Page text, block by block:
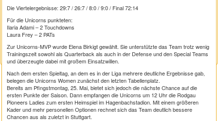
Die Viertelergebnisse: 29:7 / 26:7 / 8:0 / 9:0 / Final 72:14
Für die Unicorns punkteten:
Ilaria Adami – 2 Touchdowns
Laura Frey – 2 PATs
Zur Unicorns-MVP wurde Elena Birkigt gewählt. Sie unterstützte das Team trotz wenig
Trainingszeit sowohl als Quarterback als auch in der Defense und den Special Teams
und überzeugte dabei mit großem Einsatzwillen.
Nach dem ersten Spieltag, an dem es in der Liga mehrere deutliche Ergebnisse gab,
belegen die Unicorns Women zunächst den letzten Tabellenplatz.
Bereits am Pfingstmontag, 25. Mai, bietet sich jedoch die nächste Chance auf die
ersten Punkte der Saison. Dann empfangen die Unicorns um 12 Uhr die Rodgau
Pioneers Ladies zum ersten Heimspiel im Hagenbachstadion. Mit einem größeren
Kader und mehr personellen Optionen rechnet sich das Team deutlich bessere
Chancen aus als zuletzt in Stuttgart.